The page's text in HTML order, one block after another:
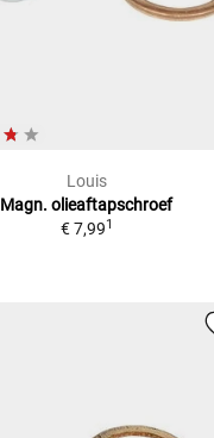
Louis
Magn. olieaftapschroef
€ 7,991